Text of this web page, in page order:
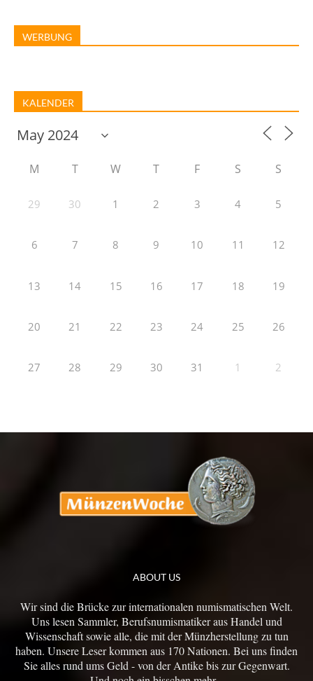
WERBUNG
KALENDER
M T W T F S S
29 30 1 2 3 4 5
6 7 8 9 10 11 12
13 14 15 16 17 18 19
20 21 22 23 24 25 26
27 28 29 30 31 1 2
ABOUT US
Wir sind die Brücke zur internationalen numismatischen Welt.
Uns lesen Sammler, Berufsnumismatiker aus Handel und
Wissenschaft sowie alle, die mit der Münzherstellung zu tun
haben. Unsere Leser kommen aus 170 Nationen. Bei uns finden
Sie alles rund ums Geld - von der Antike bis zur Gegenwart.